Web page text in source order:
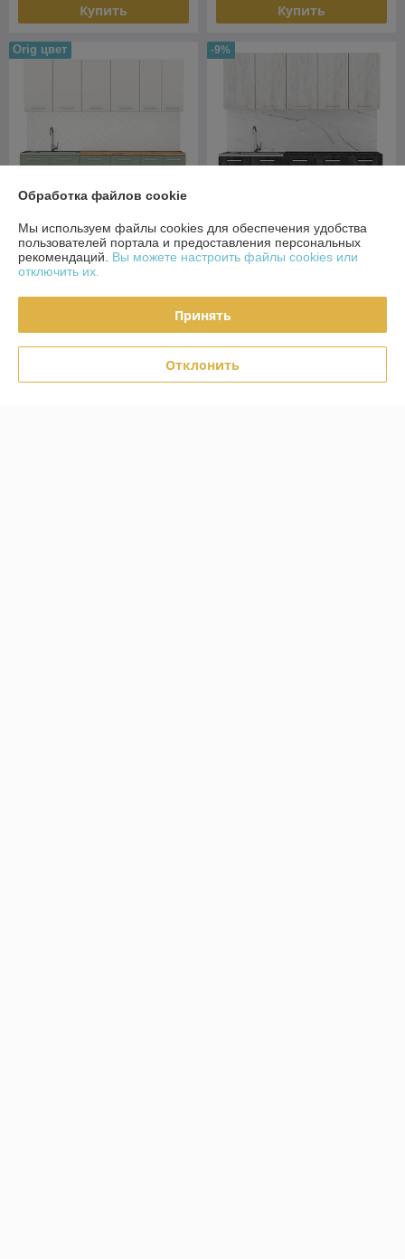
Купить Купить
Orig цвет
Кухня готовая Оля 2.0м
МДФ Велютто ванила -
Велютто фисташка
В наличии
1 015руб. 1 115 руб.
-9%
Кухня готовая Оля 2.0 МДФ
Санторини белый -
В наличии
1 015руб. 1 115 руб.
Обработка файлов cookie
Мы используем файлы cookies для обеспечения удобства
пользователей портала и предоставления персональных
рекомендаций. Вы можете настроить файлы cookies или
отключить их.
Принять
Отклонить